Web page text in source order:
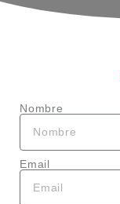
Nombre
Email